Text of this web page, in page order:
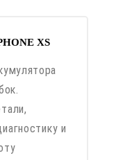
XS
и